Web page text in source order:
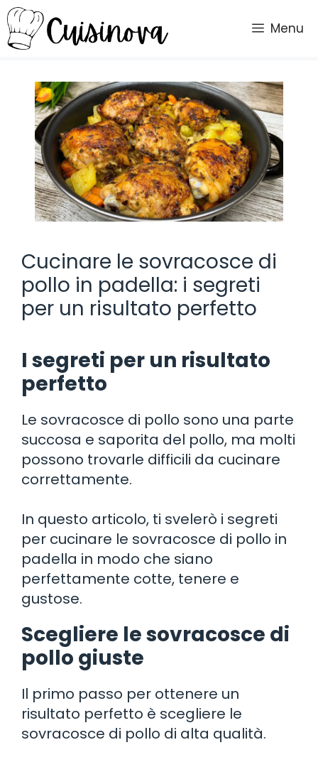
Vai
al
contenuto
Menu
Cucinare le sovracosce di
pollo in padella: i segreti
per un risultato perfetto
I segreti per un risultato
perfetto
Le sovracosce di pollo sono una parte
succosa e saporita del pollo, ma molti
possono trovarle difficili da cucinare
correttamente.
In questo articolo, ti svelerò i segreti
per cucinare le sovracosce di pollo in
padella in modo che siano
perfettamente cotte, tenere e
gustose.
Scegliere le sovracosce di
pollo giuste
Il primo passo per ottenere un
risultato perfetto è scegliere le
sovracosce di pollo di alta qualità.